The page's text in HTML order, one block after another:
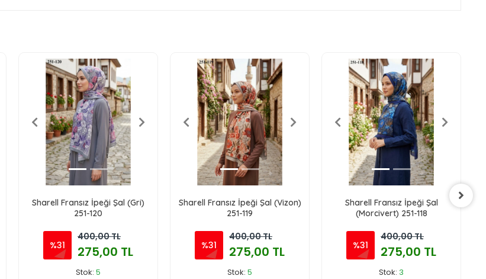
Sharell Fransız İpeği Şal (Gri)
251-120
%31
400,00 TL
275,00 TL
Stok: 5
Sharell Fransız İpeği Şal (Vizon)
251-119
%31
400,00 TL
275,00 TL
Stok: 5
Sharell Fransız İpeği Şal
(Morcivert) 251-118
%31
400,00 TL
275,00 TL
Stok: 3